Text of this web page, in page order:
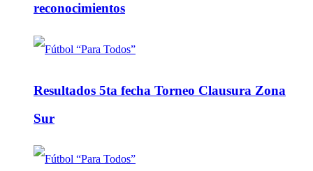
reconocimientos
Resultados 5ta fecha Torneo Clausura Zona
Sur